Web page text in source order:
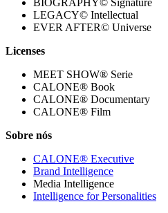
BIOGRAPHY© Signature
LEGACY© Intellectual
EVER AFTER© Universe
Licenses
MEET SHOW® Serie
CALONE® Book
CALONE® Documentary
CALONE® Film
Sobre nós
CALONE® Executive
Brand Intelligence
Media Intelligence
Intelligence for Personalities